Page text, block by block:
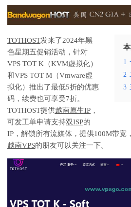
1
2
3
TOTHOST发来了2024年黑
色星期五促销活动，针对
VPS TOT K（KVM虚拟化）
和VPS TOT M（Vmware虚
拟化）推出了最低5折的优惠
码，续费也可享受7折。
TOTHOST提供越南原生IP ，
可发工单申请支持双ISP的
IP，解锁所有流媒体，提供100M带宽
越南VPS的朋友可以关注一下。